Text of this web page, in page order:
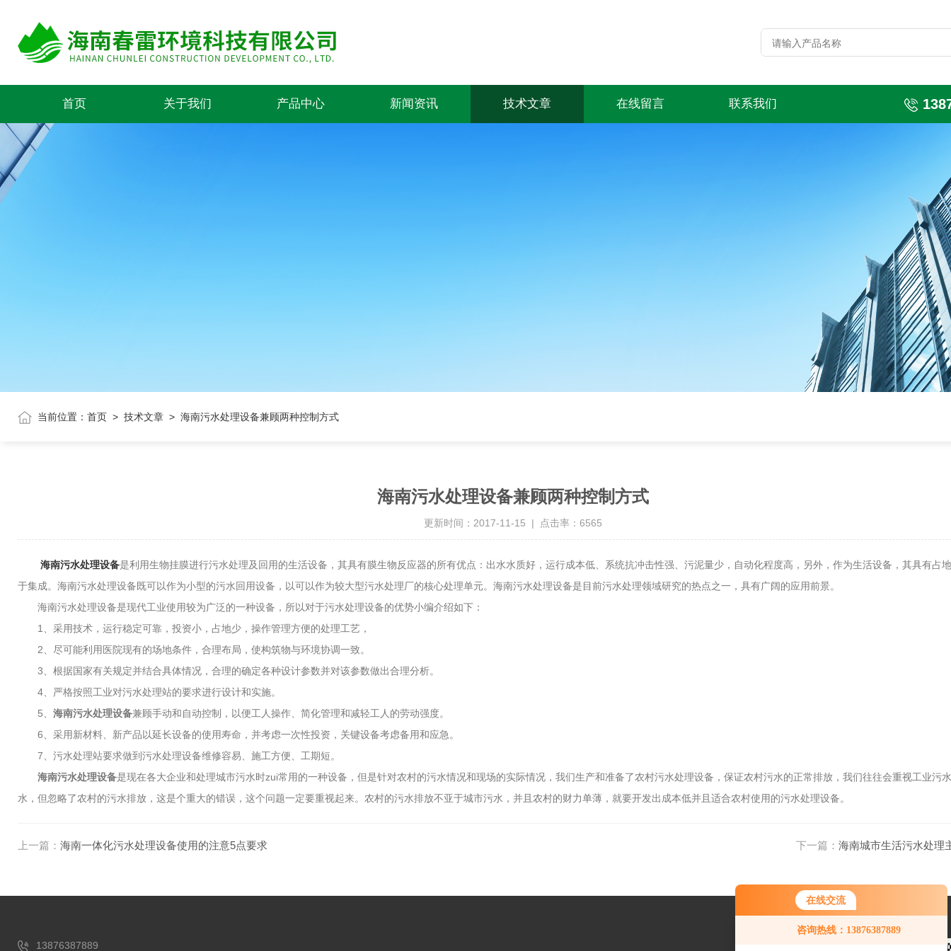
在线交流
咨询热线：13876387889
首页 关于我们 产品中心 新闻资讯 技术文章 在线留言 联系我们
当前位置： 首页 > 技术文章 > 海南污水处理设备兼顾两种控制方式
海南污水处理设备兼顾两种控制方式
更新时间：2017-11-15 | 点击率：6565
海南污水处理设备是利用生物挂膜进行污水处理及回用的生活设备，其具有膜生物反应器的所有优点：出水水质好，运行成本低、系统抗冲击性强、污泥量少，自动化程度高，另外，作为生活设备，其具有占
于集成。海南污水处理设备既可以作为小型的污水回用设备，以可以作为较大型污水处理厂的核心处理单元。海南污水处理设备是目前污水处理领域研究的热点之一，具有广阔的应用前景。
海南污水处理设备是现代工业使用较为广泛的一种设备，所以对于污水处理设备的优势小编介绍如下：
1、采用技术，运行稳定可靠，投资小，占地少，操作管理方便的处理工艺，
2、尽可能利用医院现有的场地条件，合理布局，使构筑物与环境协调一致。
3、根据国家有关规定并结合具体情况，合理的确定各种设计参数并对该参数做出合理分析。
4、严格按照工业对污水处理站的要求进行设计和实施。
5、 海南污水处理设备兼顾手动和自动控制，以便工人操作、简化管理和减轻工人的劳动强度。
6、采用新材料、新产品以延长设备的使用寿命，并考虑一次性投资，关键设备考虑备用和应急。
7、污水处理站要求做到污水处理设备维修容易、施工方便、工期短。
海南污水处理设备是现在各大企业和处理城市污水时zui常用的一种设备，但是针对农村的污水情况和现场的实际情况，我们生产和准备了农村污水处理设备，保证农村污水的正常排放，我们往往会重视工业污
水，但忽略了农村的污水排放，这是个重大的错误，这个问题一定要重视起来。农村的污水排放不亚于城市污水，并且农村的财力单薄，就要开发出成本低并且适合农村使用的污水处理设备。
上一篇： 海南一体化污水处理设备使用的注意5点要求 下一篇： 海南城市生活污水处理
13876387889